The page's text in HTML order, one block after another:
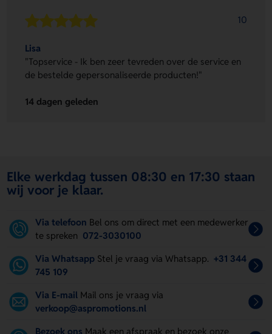
10
Lisa
"Topservice - Ik ben zeer tevreden over de service en
de bestelde gepersonaliseerde producten!"
14 dagen geleden
Elke werkdag tussen 08:30 en 17:30 staan
wij voor je klaar.
Via telefoon Bel ons om direct met een medewerker
te spreken 072-3030100
Via Whatsapp Stel je vraag via Whatsapp. +31 344
745 109
Via E-mail Mail ons je vraag via
verkoop@aspromotions.nl
Bezoek ons Maak een afspraak en bezoek onze